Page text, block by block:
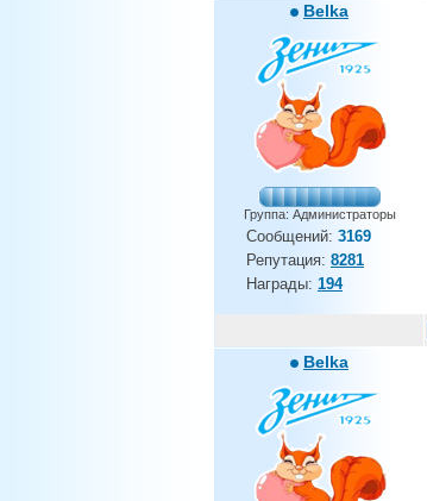
Belka
Группа: Администраторы
Сообщений: 3169
Репутация: 8281
Награды: 194
Belka